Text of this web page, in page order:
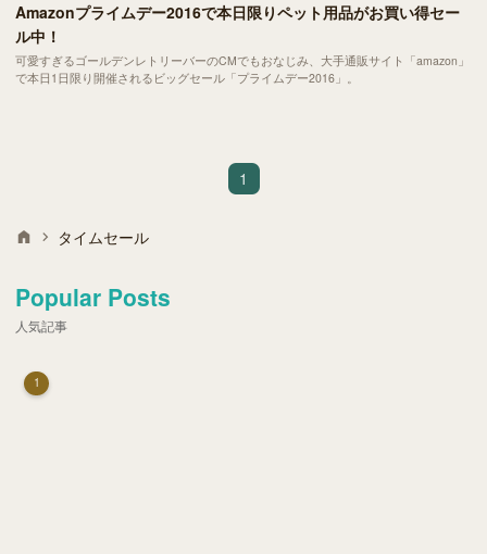
Amazonプライムデー2016で本日限りペット用品がお買い得セー
ル中！
可愛すぎるゴールデンレトリーバーのCMでもおなじみ、大手通販サイト「amazon」
で本日1日限り開催されるビッグセール「プライムデー2016」。
1
タイムセール
Popular Posts
人気記事
1